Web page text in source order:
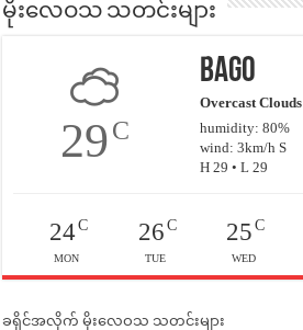
မိုးလေဝသ သတင်းများ
29C
Bago
Overcast Clouds
humidity: 80%
wind: 3km/h S
H 29 • L 29
24C
MON
26C
TUE
25 C
WED
ခရိုင်အလိုက် မိုးလေဝသ သတင်းများ